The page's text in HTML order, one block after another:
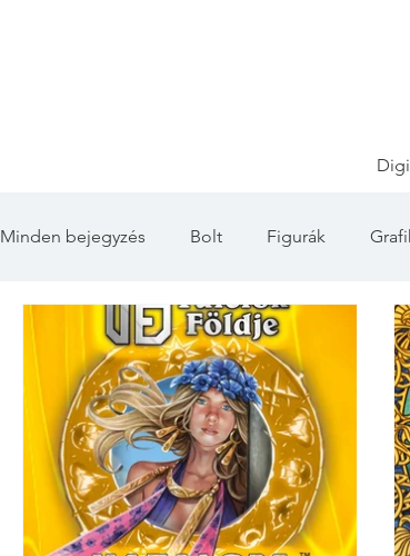
Minden bejegyzés Bolt Figurák
Game of Thrones Ősök Hajnala